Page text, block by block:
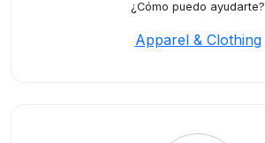
¿Cómo puedo ayudarte?
Apparel & Clothing